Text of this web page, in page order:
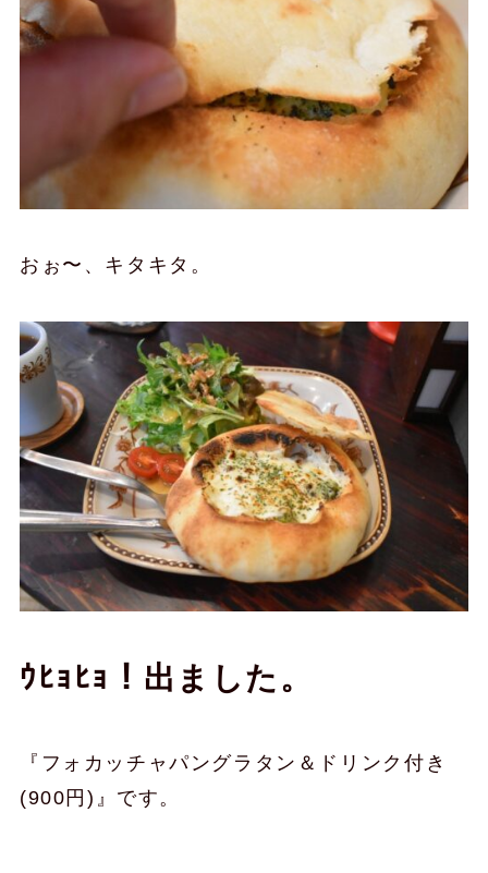
おぉ〜、キタキタ。
ｳﾋｮﾋｮ！出ました。
『フォカッチャパングラタン＆ドリンク付き
(900円)』です。